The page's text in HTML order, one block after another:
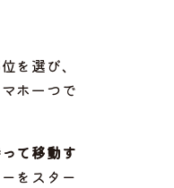
を選び、
ホ一つで
て移動す
をスター